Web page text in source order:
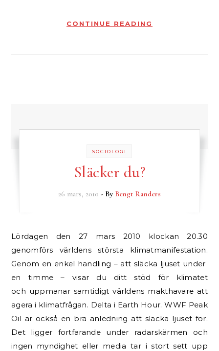
CONTINUE READING
SOCIOLOGI
Släcker du?
26 mars, 2010 - By Bengt Randers
Lördagen den 27 mars 2010 klockan 20.30
genomförs världens största klimatmanifestation.
Genom en enkel handling – att släcka ljuset under
en timme – visar du ditt stöd för klimatet
och uppmanar samtidigt världens makthavare att
agera i klimatfrågan. Delta i Earth Hour. WWF Peak
Oil är också en bra anledning att släcka ljuset för.
Det ligger fortfarande under radarskärmen och
ingen myndighet eller media tar i stort sett upp